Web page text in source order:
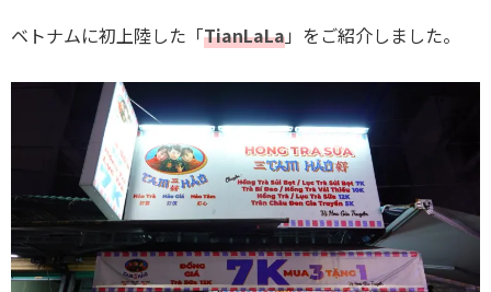
ベトナムに初上陸した「TianLaLa」をご紹介しました。